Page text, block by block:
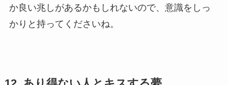
か良い兆しがあるかもしれないので、意識をしっ
かりと持ってくださいね。